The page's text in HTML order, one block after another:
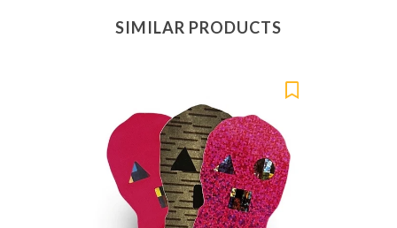
SIMILAR PRODUCTS